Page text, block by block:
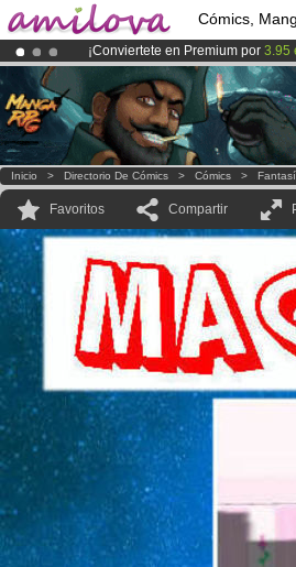
Cómics,
¡Conviertete en Premium por 3.95
¡Ya tenemos 134393miembrosy
El Kickstarter Amilova está
Inicio > Directorio De Cómics > Cómics >
Favoritos Compartir